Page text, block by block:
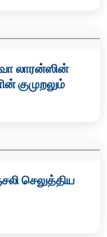
லாரன்ஸின்
குமுறலும்
செலுத்திய